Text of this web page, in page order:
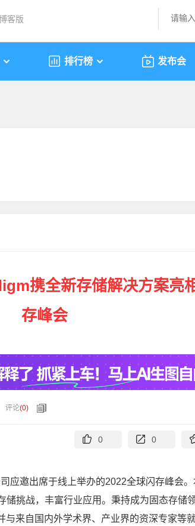
客版
排行榜 发布会
携全新存储解决方案亮
存峰会
评论(0)
0 0
应邀出席于线上举办的2022全球闪存峰会
挑战，丰富行业应用。秉持成为固态存储
来自国内外学术界、产业界的资深专家等